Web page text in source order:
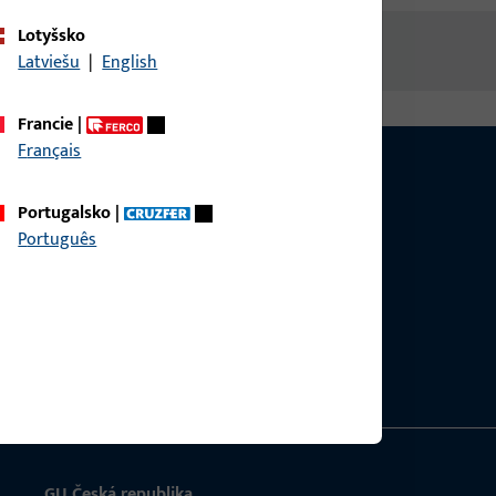
Lotyšsko
Latviešu | English
Francie|
Français
Portugalsko|
Português